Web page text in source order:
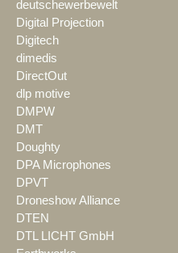
deutschewerbewelt
Digital Projection
Digitech
dimedis
DirectOut
dlp motive
DMPW
DMT
Doughty
DPA Microphones
DPVT
Droneshow Alliance
DTEN
DTL LICHT GmbH